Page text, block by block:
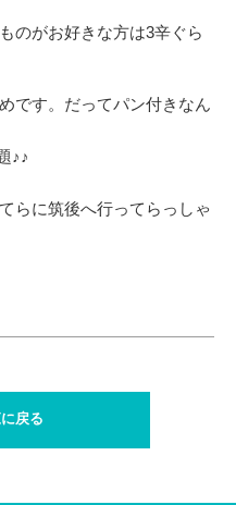
のがお好きな方は3辛ぐら
です。だってパン付きなん
♪♪
らに筑後へ行ってらっしゃ
戻る